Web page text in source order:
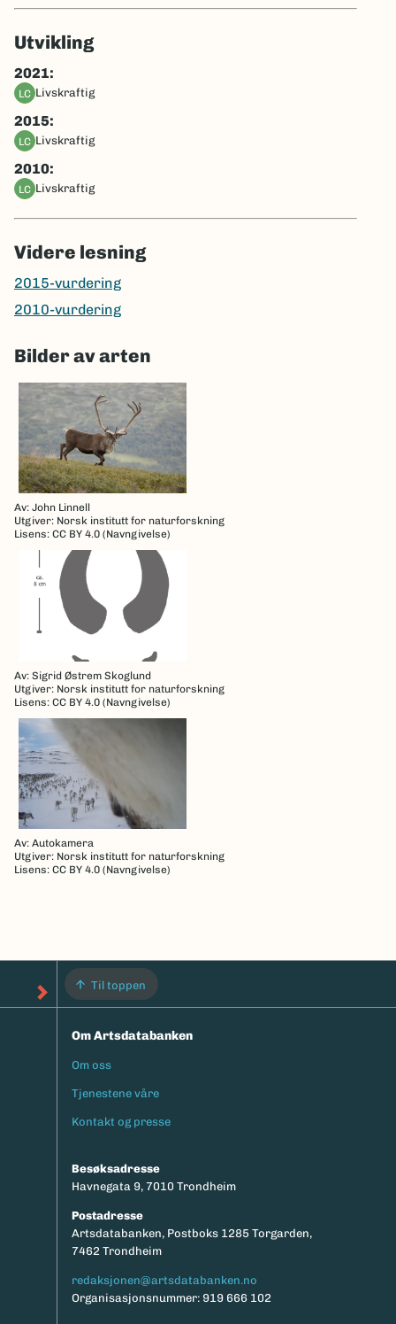
Utvikling
2021:
LC livskraftig
2015:
LC livskraftig
2010:
LC livskraftig
Videre lesning
2015-vurdering
2010-vurdering
Bilder av arten
Av: John Linnell
Utgiver: Norsk institutt for naturforskning
Lisens: CC BY 4.0 (Navngivelse)
Av: Sigrid Østrem Skoglund
Utgiver: Norsk institutt for naturforskning
Lisens: CC BY 4.0 (Navngivelse)
Av: Autokamera
Utgiver: Norsk institutt for naturforskning
Lisens: CC BY 4.0 (Navngivelse)
Til toppen
Om Artsdatabanken
Footermeny
Om oss
Tjenestene våre
Kontakt og presse
Besøksadresse
Havnegata 9, 7010 Trondheim
Postadresse
Artsdatabanken, Postboks 1285 Torgarden,
7462 Trondheim
redaksjonen@artsdatabanken.no
Organisasjonsnummer: 919 666 102